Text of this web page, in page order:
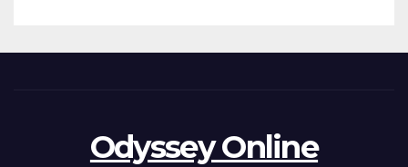
Odyssey Online